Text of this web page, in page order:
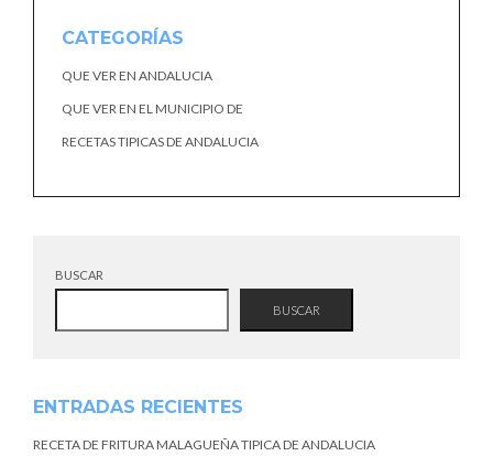
CATEGORÍAS
QUE VER EN ANDALUCIA
QUE VER EN EL MUNICIPIO DE
RECETAS TIPICAS DE ANDALUCIA
BUSCAR
BUSCAR
ENTRADAS RECIENTES
RECETA DE FRITURA MALAGUEÑA TIPICA DE ANDALUCIA